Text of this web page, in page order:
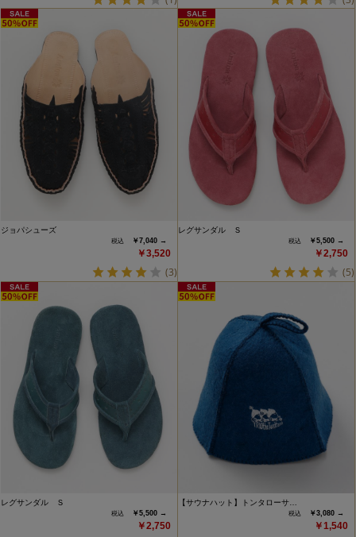
ジョパシューズ
￥7,040 →
￥3,520
(3)
レグサンダル Ｓ
￥5,500 →
￥2,750
(5)
レグサンダル Ｓ
￥5,500 →
￥2,750
【サウナハット】トンタローサ…
￥3,080 →
￥1,540